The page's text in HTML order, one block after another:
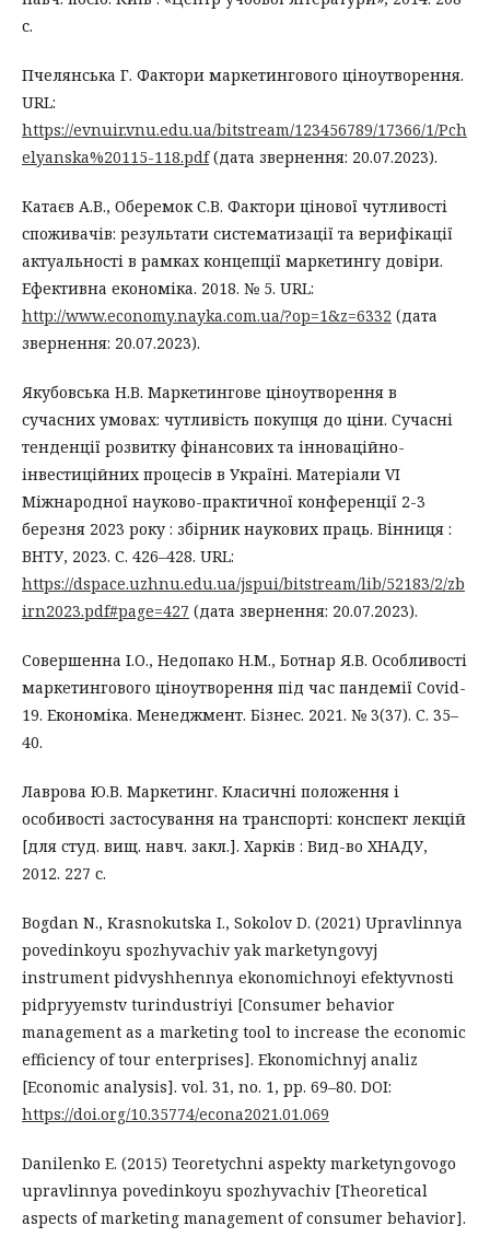
с.
Пчелянська Г. Фактори маркетингового ціноутворення.
URL:
https://evnuir.vnu.edu.ua/bitstream/123456789/17366/1/Pch
elyanska%20115-118.pdf(дата звернення: 20.07.2023).
Катаєв А.В., Оберемок С.В. Фактори цінової чутливості
споживачів: результати систематизації та верифікації
актуальності в рамках концепції маркетингу довіри.
Ефективна економіка. 2018. № 5. URL:
http://www.economy.nayka.com.ua/?op=1&z=6332 (дата
звернення: 20.07.2023).
Якубовська Н.В. Маркетингове ціноутворення в
сучасних умовах: чутливість покупця до ціни. Сучасні
тенденції розвитку фінансових та інноваційно-
інвестиційних процесів в Україні. Матеріали VI
Міжнародної науково-практичної конференції 2-3
березня 2023 року : збірник наукових праць. Вінниця :
ВНТУ, 2023. С. 426–428. URL:
https://dspace.uzhnu.edu.ua/jspui/bitstream/lib/52183/2/zb
irn2023.pdf#page=427 (дата звернення: 20.07.2023).
Совершенна І.О., Недопако Н.М., Ботнар Я.В. Особливості
маркетингового ціноутворення під час пандемії Сovid-
19. Економіка. Менеджмент. Бізнес. 2021. № 3(37). С. 35–
40.
Лаврова Ю.В. Маркетинг. Класичні положення і
особивості застосування на транспорті: конспект лекцій
[для студ. вищ. навч. закл.]. Харків : Вид-во ХНАДУ,
2012. 227 с.
Bogdan N., Krasnokutska I., Sokolov D. (2021) Upravlinnya
povedinkoyu spozhyvachiv yak marketyngovyj
instrument pidvyshhennya ekonomichnoyi efektyvnosti
pidpryyemstv turindustriyi [Consumer behavior
management as a marketing tool to increase the economic
efficiency of tour enterprises]. Ekonomichnyj analiz
[Economic analysis]. vol. 31, no. 1, pp. 69–80. DOI:
https://doi.org/10.35774/econa2021.01.069
Danilenko E. (2015) Teoretychni aspekty marketyngovogo
upravlinnya povedinkoyu spozhyvachiv [Theoretical
aspects of marketing management of consumer behavior].